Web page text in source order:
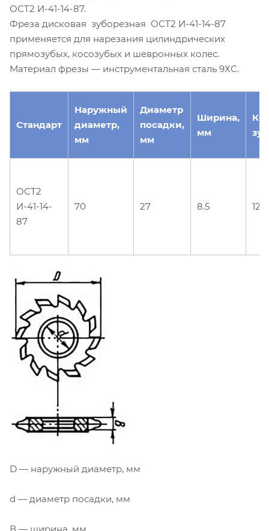
ОСТ2 И-41-14-87.
Фреза дисковая зуборезная ОСТ2 И-41-14-87
применяется для нарезания цилиндрических
прямозубых, косозубых и шевронных колес.
Материал фрезы — инструментальная сталь 9ХС.
Стандарт
Наружный
диаметр,
мм
Диаметр
посадки,
мм
Ширина,
мм
ОСТ2
И-41-14-
87
70 27 8.5 12
D — наружный диаметр, мм
d — диаметр посадки, мм